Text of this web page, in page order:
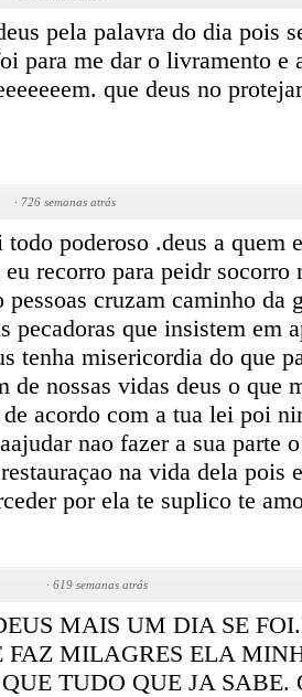
pela palavra do dia pois
para me dar o livramento e
que deus no
· 726 semanas atrás
todo poderoso .deus a quem
recorro para peidr socorro
cruzam caminho da
pecadoras que insistem em
tenha misericordia do que
de nossas vidas deus o que
de acordo com a tua lei poi
nao fazer a sua parte
na vida dela pois
por ela te suplico te
· 619 semanas atrás
MAIS UM DIA SE
FAZ MILAGRES ELA
TUDO QUE JA SABE.